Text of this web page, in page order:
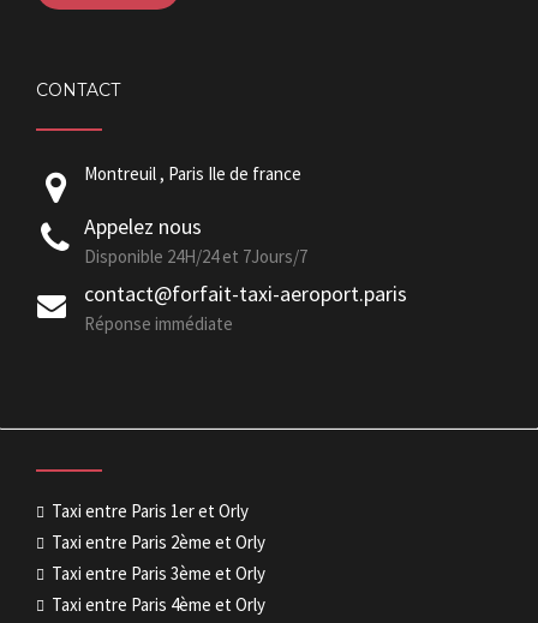
CONTACT
Montreuil , Paris Ile de france
Appelez nous
Disponible 24H/24 et 7Jours/7
contact@forfait-taxi-aeroport.paris
Réponse immédiate
Taxi entre Paris 1er et Orly
Taxi entre Paris 2ème et Orly
Taxi entre Paris 3ème et Orly
Taxi entre Paris 4ème et Orly